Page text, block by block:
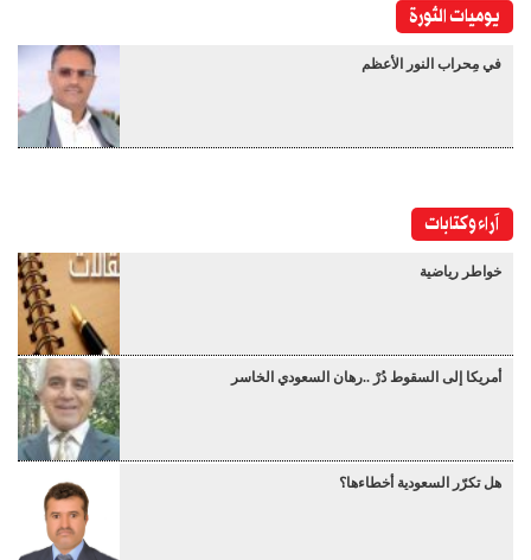
يوميات الثورة
في مِحراب النور الأعظم
آراء وكتابات
خواطر رياضية
أمريكا إلى السقوط دُرْ ..رهان السعودي الخاسر
هل تكرّر السعودية أخطاءها؟